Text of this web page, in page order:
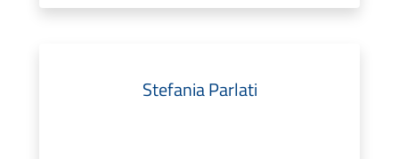
Stefania Parlati